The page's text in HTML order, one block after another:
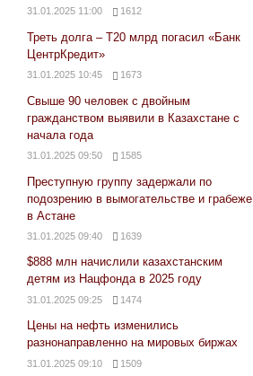
31.01.2025 11:00 1612
Треть долга – Т20 млрд погасил «Банк
ЦентрКредит»
31.01.2025 10:45 1673
Свыше 90 человек с двойным
гражданством выявили в Казахстане с
начала года
31.01.2025 09:50 1585
Преступную группу задержали по
подозрению в вымогательстве и грабеже
в Астане
31.01.2025 09:40 1639
$888 млн начислили казахстанским
детям из Нацфонда в 2025 году
31.01.2025 09:25 1474
Цены на нефть изменились
разнонаправленно на мировых биржах
31.01.2025 09:10 1509